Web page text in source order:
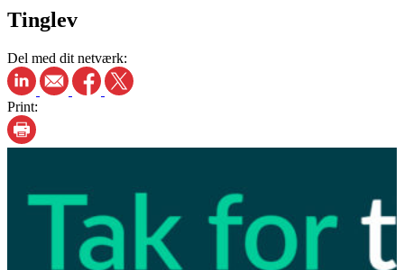
Tinglev
Del med dit netværk:
Print: